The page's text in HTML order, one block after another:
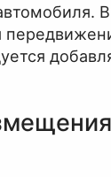
В